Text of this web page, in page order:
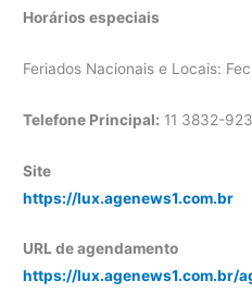
Horários especiais
Feriados Nacionais e Locais:
Telefone Principal: 11 3832-
Site
https://lux.agenews1.com.br
URL de agendamento
https://lux.agenews1.com.br/